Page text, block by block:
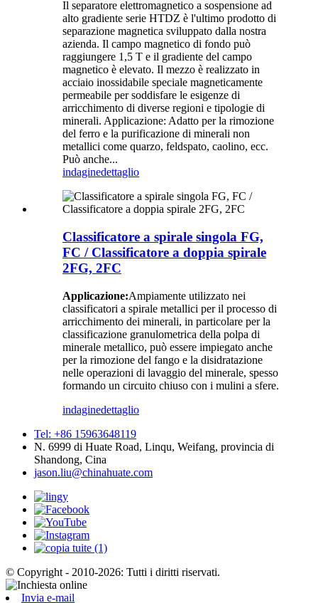
Il separatore elettromagnetico a sospensione ad
alto gradiente serie HTDZ è l'ultimo prodotto di
separazione magnetica sviluppato dalla nostra
azienda. Il campo magnetico di fondo può
raggiungere 1,5 T e il gradiente del campo
magnetico è elevato. Il mezzo è realizzato in
acciaio inossidabile speciale magneticamente
permeabile per soddisfare le esigenze di
arricchimento di diverse regioni e tipologie di
minerali. Applicazione: Adatto per la rimozione
del ferro e la purificazione di minerali non
metallici come quarzo, feldspato, caolino, ecc.
Può anche...
indaginedettaglio
Classificatore a spirale singola FG,
FC / Classificatore a doppia spirale
2FG, 2FC
Applicazione:Ampiamente utilizzato nei
classificatori a spirale metallici per il processo di
arricchimento dei minerali, in particolare per la
classificazione granulometrica della polpa di
minerale metallico, può essere impiegato anche
per la rimozione del fango e la disidratazione
nelle operazioni di lavaggio del minerale, spesso
formando un circuito chiuso con i mulini a sfere.
indaginedettaglio
Tel: +86 15963648119
N. 6999 di Huate Road, Linqu, Weifang, provincia di
Shandong, Cina
jason.liu@chinahuate.com
© Copyright - 2010-2026: Tutti i diritti riservati.
Invia e-mail